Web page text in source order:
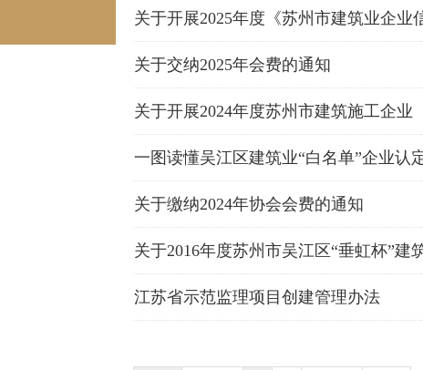
关于开展2025年度《苏州市建筑业企
关于交纳2025年会费的通知
关于开展2024年度苏州市建筑施工企业
一图读懂吴江区建筑业“白名单”企业认
关于缴纳2024年协会会费的通知
关于2016年度苏州市吴江区“垂虹杯”
江苏省示范监理项目创建管理办法